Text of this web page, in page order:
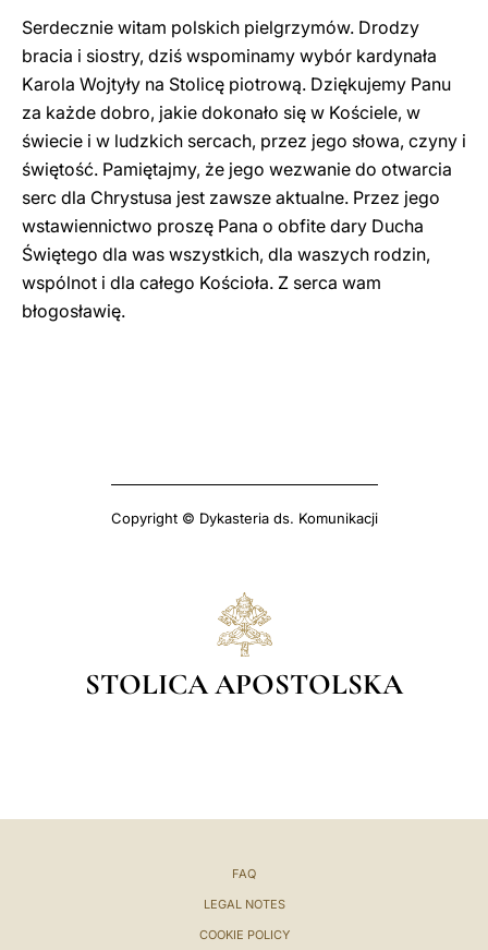
Serdecznie witam polskich pielgrzymów. Drodzy
bracia i siostry, dziś wspominamy wybór kardynała
Karola Wojtyły na Stolicę piotrową. Dziękujemy Panu
za każde dobro, jakie dokonało się w Kościele, w
świecie i w ludzkich sercach, przez jego słowa, czyny i
świętość. Pamiętajmy, że jego wezwanie do otwarcia
serc dla Chrystusa jest zawsze aktualne. Przez jego
wstawiennictwo proszę Pana o obfite dary Ducha
Świętego dla was wszystkich, dla waszych rodzin,
wspólnot i dla całego Kościoła. Z serca wam
błogosławię.
Copyright © Dykasteria ds. Komunikacji
STOLICA APOSTOLSKA
FAQ
LEGAL NOTES
COOKIE POLICY